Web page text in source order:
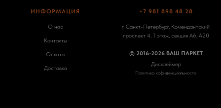
ИНФОРМАЦИЯ
О нас
Контакты
Оплата
Доставка
+7 981 898 48 28
г. Санкт-Петербург, Комендантский
проспект 4, 1 этаж, секция А6, А20
© 2016-2026 ВАШ ПАРКЕТ
Дисклеймер
Политика кофиденциальности